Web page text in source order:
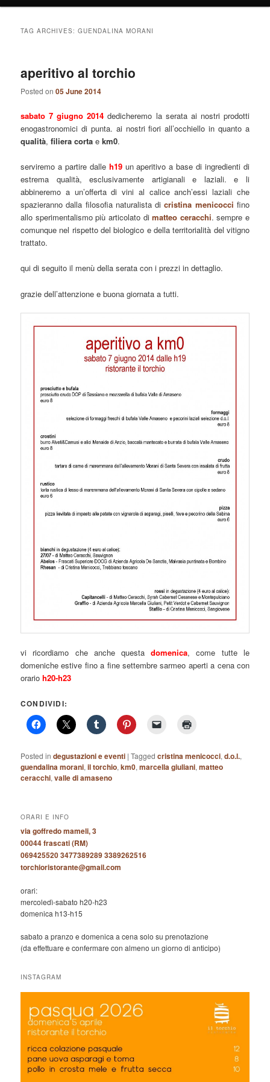
TAG ARCHIVES:GUENDALINA MORANI
aperitivo al torchio
Posted on05 June 2014
sabato 7 giugno 2014 dedicheremo la serata ai nostri prodotti
enogastronomici di punta. ai nostri fiori all’occhiello in quanto a
qualità,filiera corta ekm0.
serviremo a partire dalle h19 un aperitivo a base di ingredienti di
estrema qualità, esclusivamente artigianali e laziali. e li
abbineremo a un’offerta di vini al calice anch’essi laziali che
spazieranno dalla filosofia naturalista dicristina menicocci fino
allo sperimentalismo più articolato dimatteo ceracchi. sempre e
comunque nel rispetto del biologico e della territorialità del vitigno
trattato.
qui di seguito il menù della serata con i prezzi in dettaglio.
grazie dell’attenzione e buona giornata a tutti.
vi ricordiamo che anche questadomenica, come tutte le
domeniche estive fino a fine settembre sarmeo aperti a cena con
orarioh20-h23
CONDIVIDI:
Posted in degustazioni e eventi |Tagged cristina menicocci,d.o.l.,
guendalina morani,il torchio,km0,marcella giuliani,matteo
ceracchi,valle di amaseno
ORARI E INFO
via goffredo mameli, 3
00044 frascati (RM)
069425520 3477389289 3389262516
torchioristorante@gmail.com
orari:
mercoledì-sabato h20-h23
domenica h13-h15
sabato a pranzo e domenica a cena solo su prenotazione
(da effettuare e confermare con almeno un giorno di anticipo)
INSTAGRAM